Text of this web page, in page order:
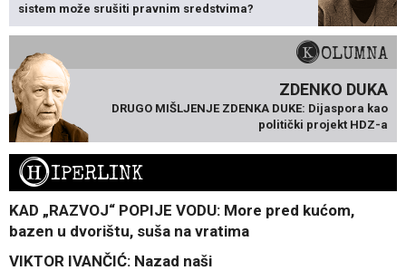
sistem može srušiti pravnim sredstvima?
KOLUMNA
ZDENKO DUKA
DRUGO MIŠLJENJE ZDENKA DUKE: Dijaspora kao
politički projekt HDZ-a
HIPERLINK
KAD „RAZVOJ“ POPIJE VODU: More pred kućom,
bazen u dvorištu, suša na vratima
VIKTOR IVANČIĆ: Nazad naši